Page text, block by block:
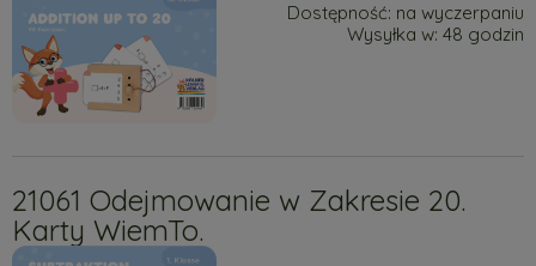
Dostępność: na wyczerpaniu
Wysyłka w: 48 godzin
21061 Odejmowanie w Zakresie 20.
Karty WiemTo.